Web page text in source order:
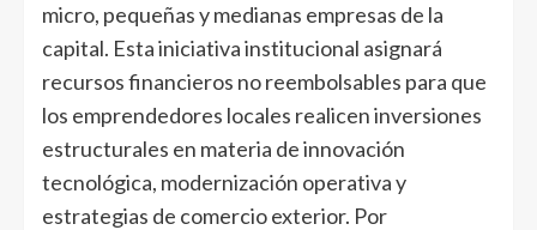
micro, pequeñas y medianas empresas de la
capital. Esta iniciativa institucional asignará
recursos financieros no reembolsables para que
los emprendedores locales realicen inversiones
estructurales en materia de innovación
tecnológica, modernización operativa y
estrategias de comercio exterior. Por